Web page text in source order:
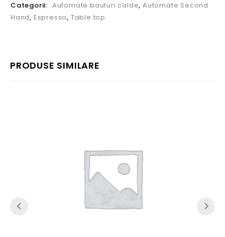
Categorii: Automate bauturi calde,Automate Second
Hand, Espresso, Table top
PRODUSE SIMILARE